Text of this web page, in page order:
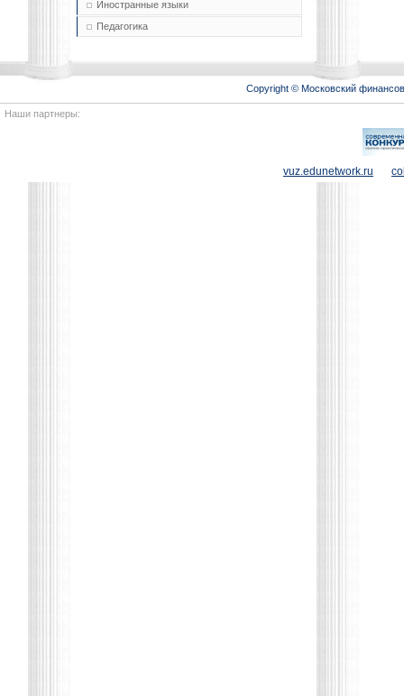
Иностранные языки
Педагогика
Copyright © Московский
Наши партнеры:
vuz.edunetwork.ru